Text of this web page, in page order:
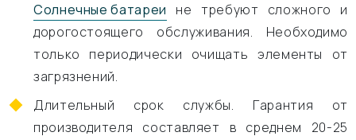
Солнечные батареи не требуют сложного и
дорогостоящего обслуживания. Необходимо
только периодически очищать элементы от
загрязнений.
Длительный срок службы. Гарантия от
производителя составляет в среднем 20-25